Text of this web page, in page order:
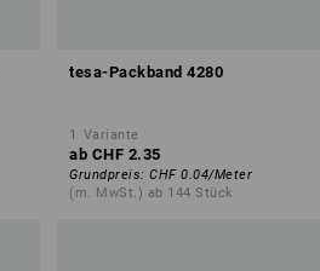
tesa-Packband 4280
1 Variante
ab CHF 2.35
Grundpreis: CHF 0.04/Meter
(m. MwSt.) ab 144 Stück